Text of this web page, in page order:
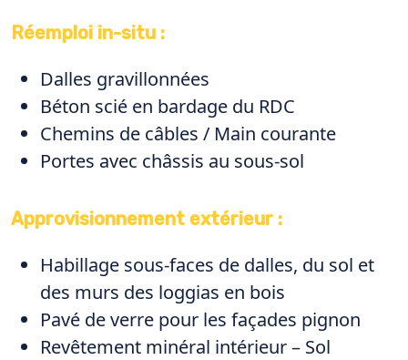
Réemploi in-situ :
Dalles gravillonnées
Béton scié en bardage du RDC
Chemins de câbles / Main courante
Portes avec châssis au sous-sol
Approvisionnement extérieur :
Habillage sous-faces de dalles, du sol et
des murs des loggias en bois
Pavé de verre pour les façades pignon
Revêtement minéral intérieur – Sol